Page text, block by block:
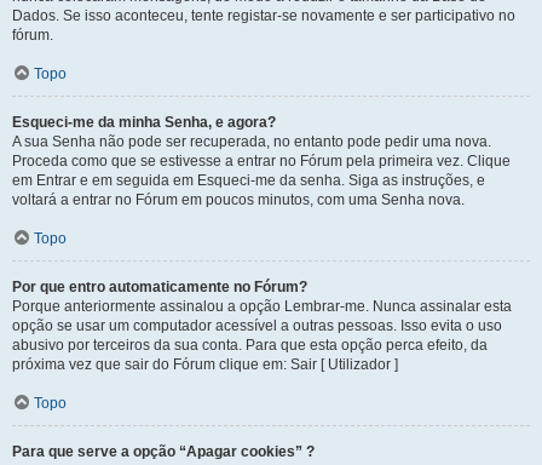
Dados. Se isso aconteceu, tente registar-se novamente e ser participativo no
fórum.
Topo
Esqueci-me da minha Senha, e agora?
A sua Senha não pode ser recuperada, no entanto pode pedir uma nova.
Proceda como que se estivesse a entrar no Fórum pela primeira vez. Clique
em Entrar e em seguida em Esqueci-me da senha. Siga as instruções, e
voltará a entrar no Fórum em poucos minutos, com uma Senha nova.
Topo
Por que entro automaticamente no Fórum?
Porque anteriormente assinalou a opção Lembrar-me. Nunca assinalar esta
opção se usar um computador acessível a outras pessoas. Isso evita o uso
abusivo por terceiros da sua conta. Para que esta opção perca efeito, da
próxima vez que sair do Fórum clique em: Sair [ Utilizador ]
Topo
Para que serve a opção “Apagar cookies” ?